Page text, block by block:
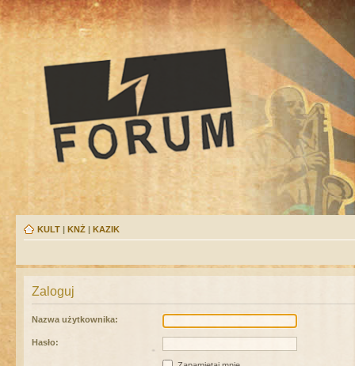
KULT | KNŻ | KAZIK
Zaloguj
Nazwa użytkownika:
Hasło: